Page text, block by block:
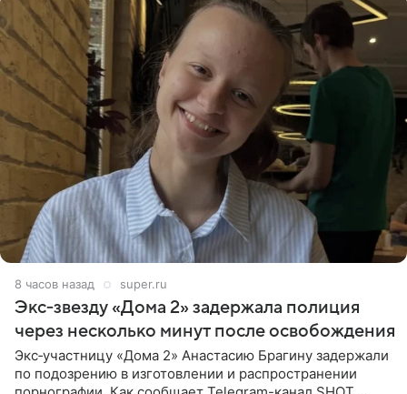
8 часов назад super.ru
Экс‑звезду «Дома 2» задержала полиция
через несколько минут после освобождения
Экс‑участницу «Дома 2» Анастасию Брагину задержали
по подозрению в изготовлении и распространении